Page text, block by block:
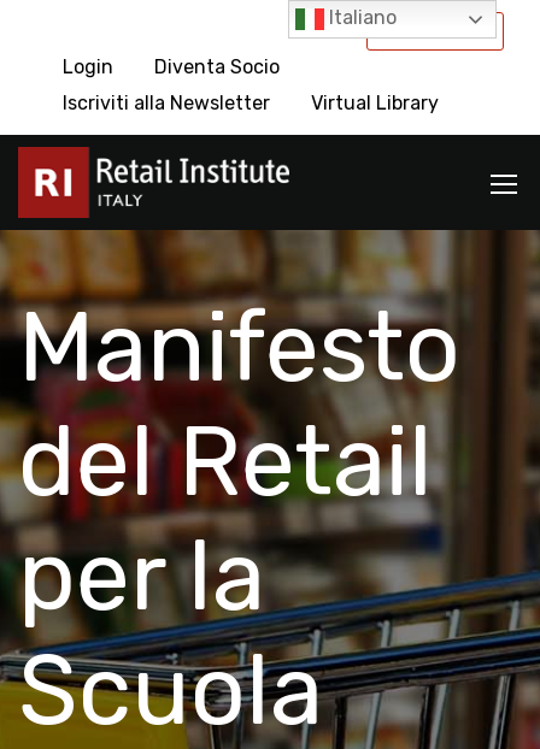
International
Login
Diventa Socio
Iscriviti alla Newsletter
Virtual Library
Manifesto
del Retail
per la
Scuola
Italiano